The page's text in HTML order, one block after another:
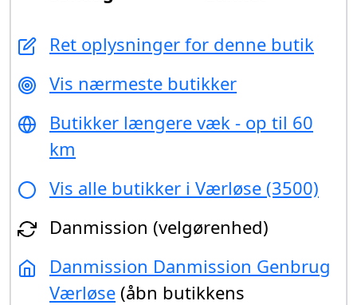
Ret oplysninger for denne butik
Vis nærmeste butikker
Butikker længere væk - op til 60
km
Vis alle butikker i Værløse (3500)
Danmission (velgørenhed)
Danmission Danmission Genbrug
Værløse (åbn butikkens